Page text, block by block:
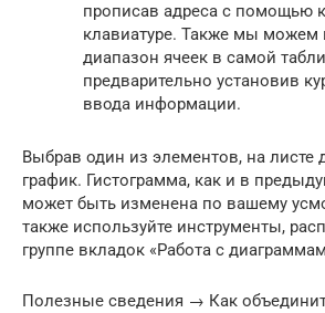
прописав адреса с помощью
клавиатуре. Также мы
диапазон ячеек в самой
предварительно установив
ввода информации.
Выбрав один из элементов, на листе
график. Гистограмма, как и в
может быть изменена по вашему
также используйте инструменты,
группе вкладок «Работа с
Полезные сведения → Как